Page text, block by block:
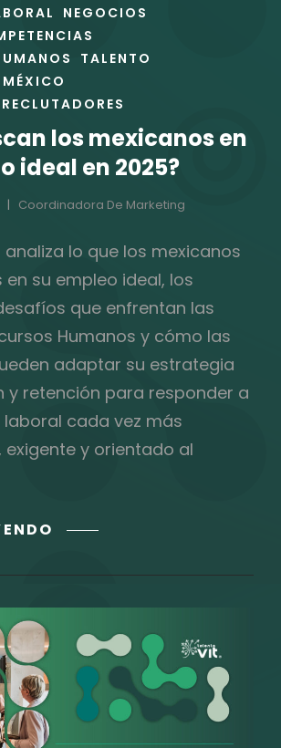
DESDE
ESTE
FIN
DE
AÑO
NEGOCIOS
TALENTO
los mexicanos en
ideal en 2025?
Coordinadora De Marketing
lo que los mexicanos
su empleo ideal, los
que enfrentan las
Humanos y cómo las
adaptar su estrategia
y retención para responder a
cada vez más
y orientado al
¿QUÉ
LOS
TRABAJO
IDEAL